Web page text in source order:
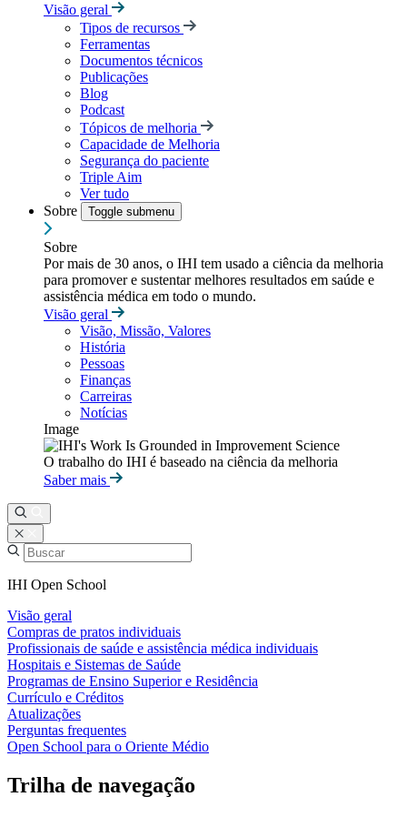
Visão geral
Tipos de recursos
Ferramentas
Documentos técnicos
Publicações
Blog
Podcast
Tópicos de melhoria
Capacidade de Melhoria
Segurança do paciente
Triple Aim
Ver tudo
Sobre
Toggle submenu
Sobre
Por mais de 30 anos, o IHI tem usado a ciência da melhoria
para promover e sustentar melhores resultados em saúde e
assistência médica em todo o mundo.
Visão geral
Visão, Missão, Valores
História
Pessoas
Finanças
Carreiras
Notícias
Image
O trabalho do IHI é baseado na ciência da melhoria
Saber mais
IHI Open School
Visão geral
Compras de pratos individuais
Profissionais de saúde e assistência médica individuais
Hospitais e Sistemas de Saúde
Programas de Ensino Superior e Residência
Currículo e Créditos
Atualizações
Perguntas frequentes
Open School para o Oriente Médio
Trilha de navegação